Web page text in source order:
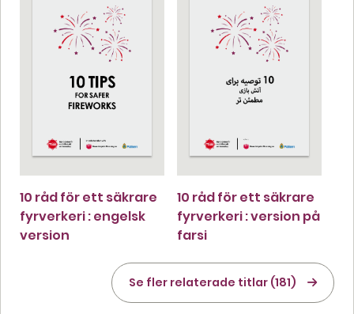
10 råd för ett säkrare
fyrverkeri : engelsk
version
10 råd för ett säkrare
fyrverkeri : version på
farsi
Se fler relaterade titlar (181)